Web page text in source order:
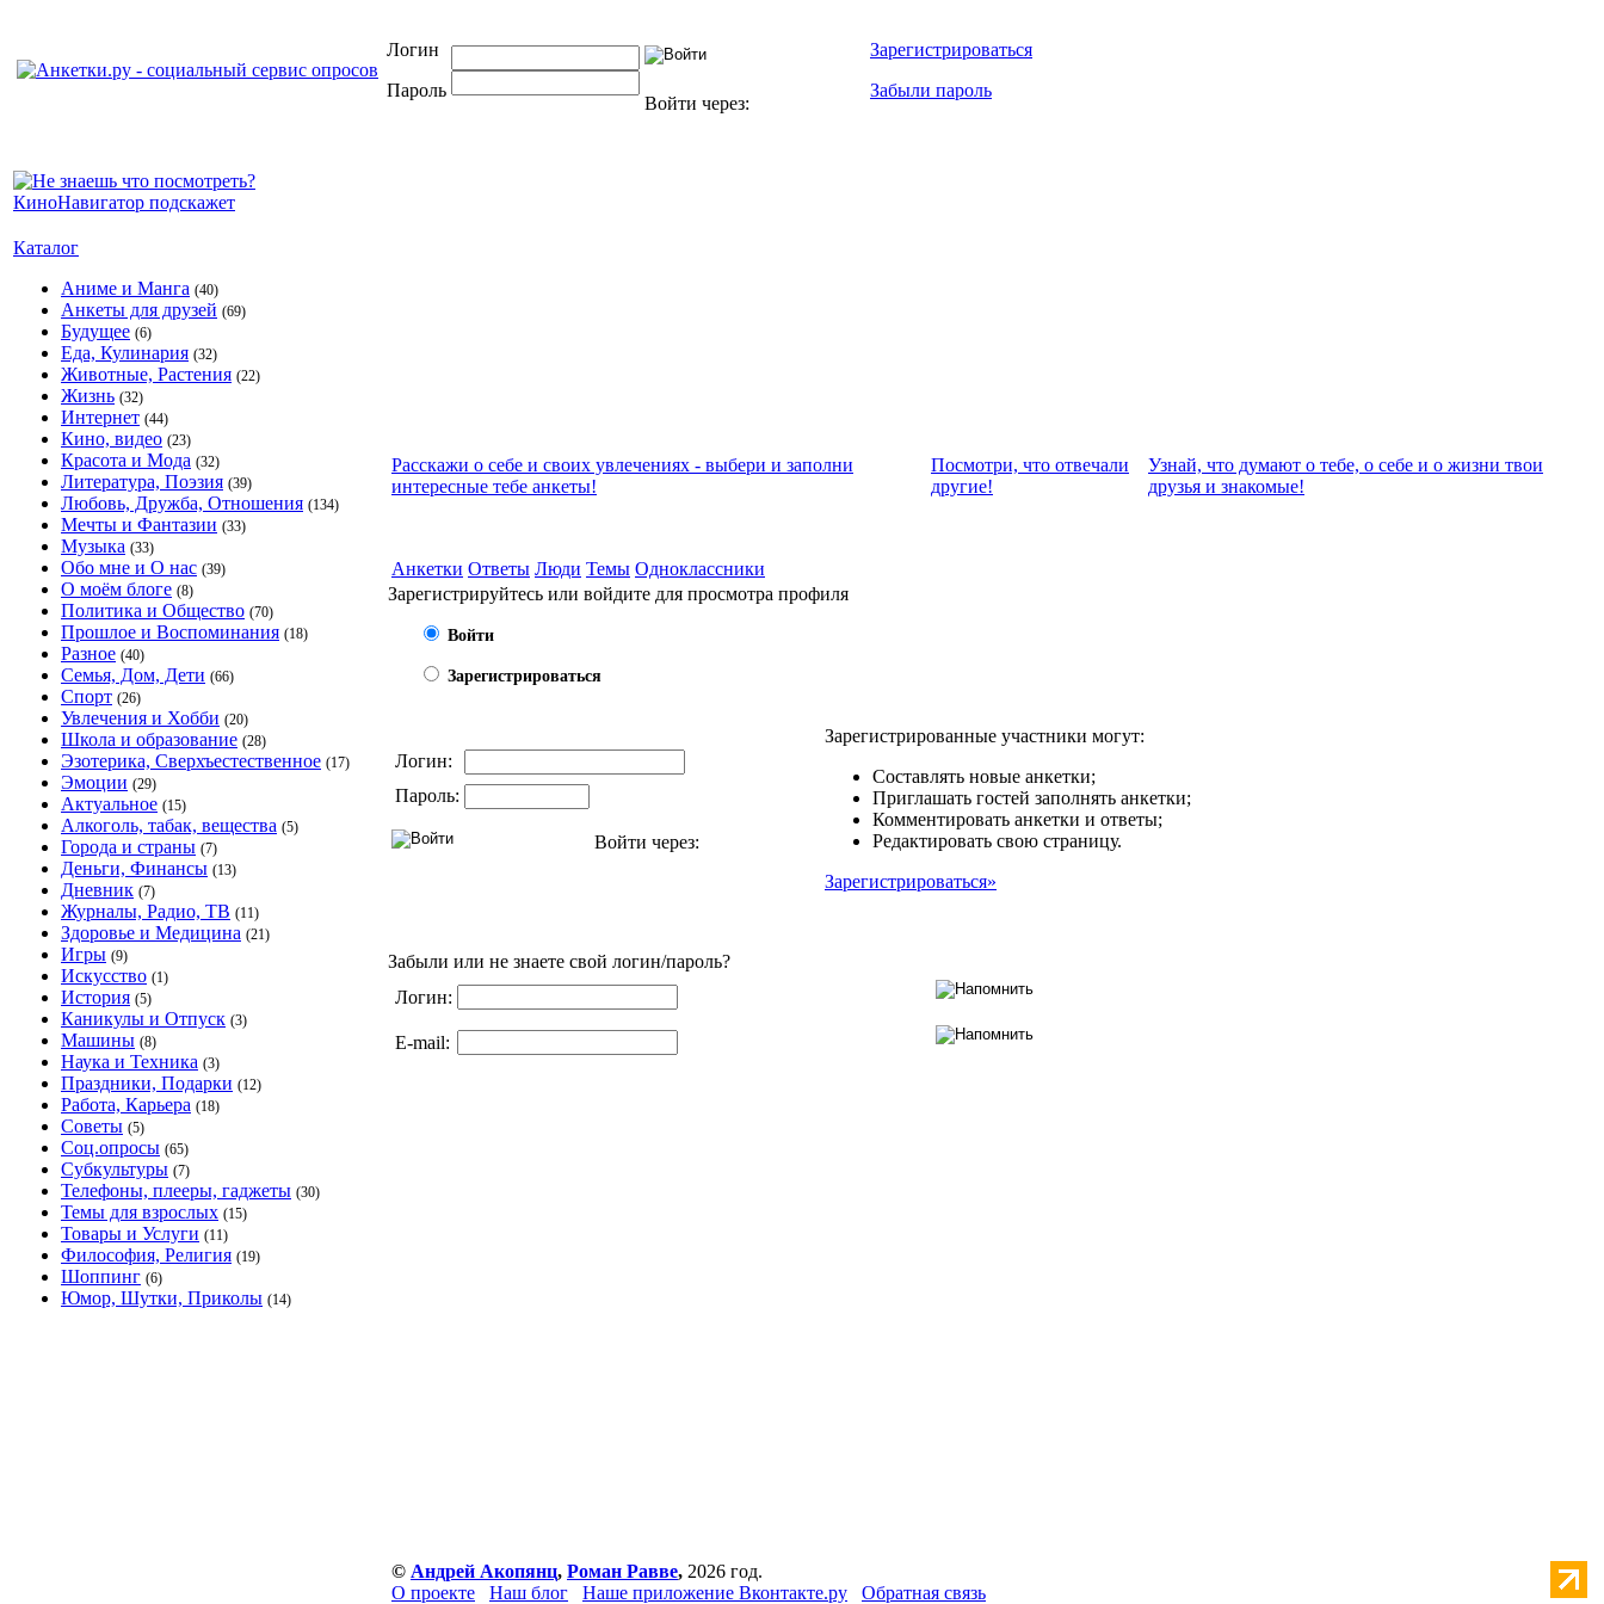
Логин
Пароль
Войти через:
Зарегистрироваться
Забыли пароль
Каталог
Аниме и Манга (40)
Анкеты для друзей (69)
Будущее (6)
Еда, Кулинария (32)
Животные, Растения (22)
Жизнь (32)
Интернет (44)
Кино, видео (23)
Красота и Мода (32)
Литература, Поэзия (39)
Любовь, Дружба, Отношения (134)
Мечты и Фантазии (33)
Музыка (33)
Обо мне и О нас (39)
О моём блоге (8)
Политика и Общество (70)
Прошлое и Воспоминания (18)
Разное (40)
Семья, Дом, Дети (66)
Спорт (26)
Увлечения и Хобби (20)
Школа и образование (28)
Эзотерика, Сверхъестественное (17)
Эмоции (29)
Актуальное (15)
Алкоголь, табак, вещества (5)
Города и страны (7)
Деньги, Финансы (13)
Дневник (7)
Журналы, Радио, ТВ (11)
Здоровье и Медицина (21)
Игры (9)
Искусство (1)
История (5)
Каникулы и Отпуск (3)
Машины (8)
Наука и Техника (3)
Праздники, Подарки (12)
Работа, Карьера (18)
Советы (5)
Соц.опросы (65)
Субкультуры (7)
Телефоны, плееры, гаджеты (30)
Темы для взрослых (15)
Товары и Услуги (11)
Философия, Религия (19)
Шоппинг (6)
Юмор, Шутки, Приколы (14)
Расскажи о себе и своих увлечениях - выбери и заполни
интересные тебе анкеты!
Посмотри, что отвeчали
другие!
Узнай, что думают о тебе, о себе и о жизни твои
друзья и знакомые!
Анкетки Ответы Люди Темы Одноклассники
Зарегистрируйтесь или войдите для просмотра профиля
Войти
Зарегистрироваться
Логин:
Пароль:
Войти через:
Зарегистрированные участники могут:
Составлять новые анкетки;
Приглашать гостей заполнять анкетки;
Комментировать анкетки и ответы;
Редактировать свою страницу.
Зарегистрироваться»
Забыли или не знаете свой логин/пароль?
Логин:
E-mail:
© Андрей Акопянц, Роман Равве, 2026 год.
О проекте
Наш блог Наше приложение Вконтакте.ру Обратная связь